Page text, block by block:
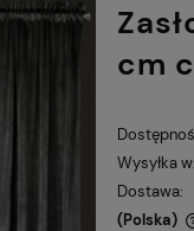
cm
Wysyłka w:
Dostawa:
(Polska)